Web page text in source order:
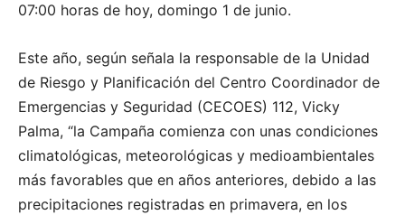
07:00 horas de hoy, domingo 1 de junio.
Este año, según señala la responsable de la Unidad
de Riesgo y Planificación del Centro Coordinador de
Emergencias y Seguridad (CECOES) 112, Vicky
Palma, “la Campaña comienza con unas condiciones
climatológicas, meteorológicas y medioambientales
más favorables que en años anteriores, debido a las
precipitaciones registradas en primavera, en los